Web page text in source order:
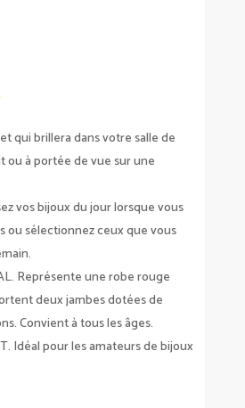
qui brillera dans votre salle de
ou à portée de vue sur une
vos bijoux du jour lorsque vous
ou sélectionnez ceux que vous
Représente une robe rouge
deux jambes dotées de
Convient à tous les âges.
Idéal pour les amateurs de bijoux